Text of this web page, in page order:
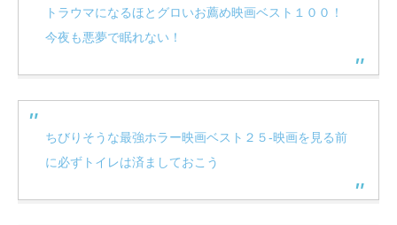
トラウマになるほとグロいお薦め映画ベスト１００！
今夜も悪夢で眠れない！
ちびりそうな最強ホラー映画ベスト２５‐映画を見る前
に必ずトイレは済ましておこう